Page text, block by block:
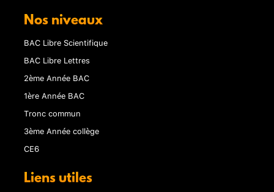
Nos niveaux
BAC Libre Scientifique
BAC Libre Lettres
2ème Année BAC
1ère Année BAC
Tronc commun
3ème Année collège
CE6
Liens utiles